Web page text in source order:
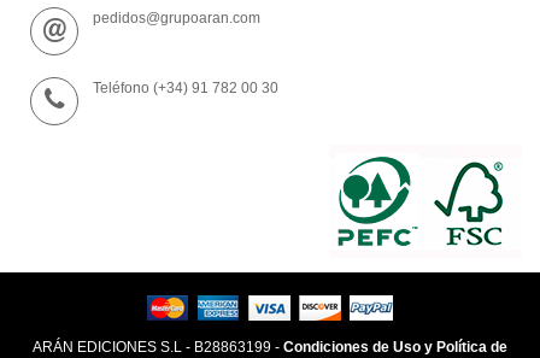
pedidos@grupoaran.com
Teléfono (+34) 91 782 00 30
ARÁN EDICIONES S.L - B28863199 - Condiciones de Uso y Política de